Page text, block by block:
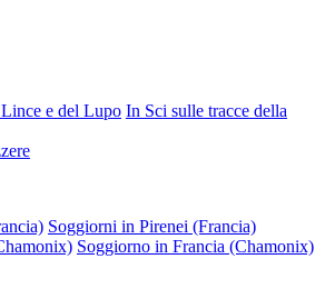
e del Lupo In Sci sulle tracce della
Soggiorni in Pirenei (Francia)
Soggiorno in Francia (Chamonix)